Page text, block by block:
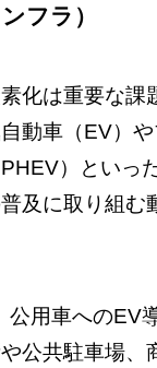
フラ）
化は重要な課
動車（EV）
）といっ
及に取り組む
公用車へのEV
公共駐車場、